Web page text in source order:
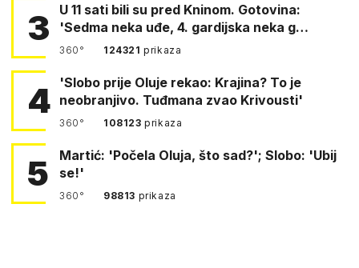
3
U 11 sati bili su pred Kninom. Gotovina:
'Sedma neka uđe, 4. gardijska neka g…
360° 124321prikaza
4
'Slobo prije Oluje rekao: Krajina? To je
neobranjivo. Tuđmana zvao Krivousti'
360° 108123prikaza
5
Martić: 'Počela Oluja, što sad?'; Slobo: 'Ubij
se!'
360° 98813 prikaza